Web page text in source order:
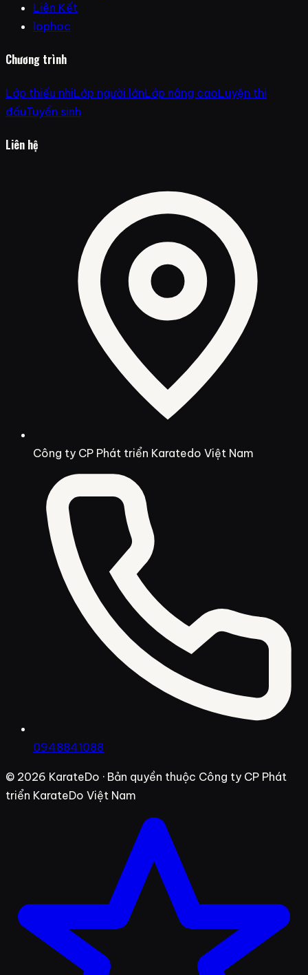
Liên Kết
lophoc
Chương trình
Lớp thiếu nhiLớp người lớnLớp nâng caoLuyện thi
đấuTuyển sinh
Liên hệ
Công ty CP Phát triển Karatedo Việt Nam
0948841088
© 2026 KarateDo · Bản quyền thuộc Công ty CP Phát
triển KarateDo Việt Nam